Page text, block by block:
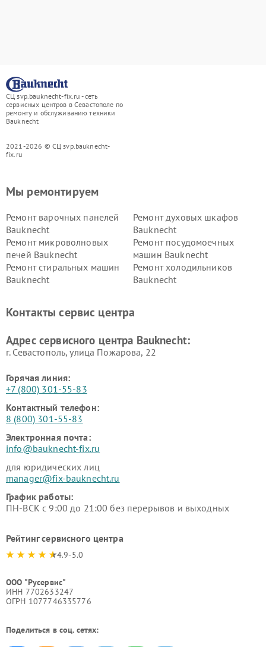
СЦ svp.bauknecht-fix.ru - сеть
сервисных центров в Севастополе по
ремонту и обслуживанию техники
Bauknecht
2021-2026 © СЦ svp.bauknecht-
fix.ru
Мы ремонтируем
Ремонт варочных панелей
Bauknecht
Ремонт духовых шкафов
Bauknecht
Ремонт микроволновых
печей Bauknecht
Ремонт посудомоечных
машин Bauknecht
Ремонт стиральных машин
Bauknecht
Ремонт холодильников
Bauknecht
Контакты сервис центра
Адрес сервисного центра Bauknecht:
г. Севастополь, улица Пожарова, 22
Горячая линия:
+7 (800) 301-55-83
Контактный телефон:
8 (800) 301-55-83
Электронная почта:
info@bauknecht-fix.ru
для юридических лиц
manager@fix-bauknecht.ru
График работы:
ПН-ВСК с 9:00 до 21:00 без перерывов и выходных
Рейтинг сервисного центра
4.9-5.0
ООО "Русервис"
ИНН 7702633247
ОГРН 1077746335776
Поделиться в соц. сетях: